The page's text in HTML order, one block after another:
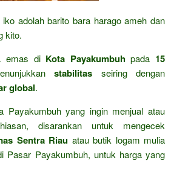
adolah barito bara harago ameh dan
kito.
emas di Kota Payakumbuhpada 15
stabilitas seiring dengan
global.
Payakumbuh yang ingin menjual atau
disarankan untuk mengecek
Sentra Riau atau butik logam mulia
Pasar Payakumbuh, untuk harga yang